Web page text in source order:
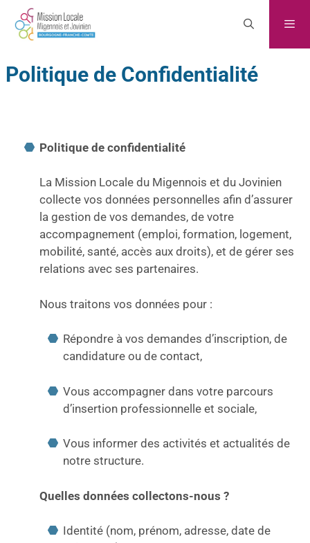
Politique de Confidentialité
Politique de confidentialité
La Mission Locale du Migennois et du Jovinien
collecte vos données personnelles afin d’assurer
la gestion de vos demandes, de votre
accompagnement (emploi, formation, logement,
mobilité, santé, accès aux droits), et de gérer ses
relations avec ses partenaires.
Nous traitons vos données pour :
Répondre à vos demandes d’inscription, de
candidature ou de contact,
Vous accompagner dans votre parcours
d’insertion professionnelle et sociale,
Vous informer des activités et actualités de
notre structure.
Quelles données collectons-nous ?
Identité (nom, prénom, adresse, date de